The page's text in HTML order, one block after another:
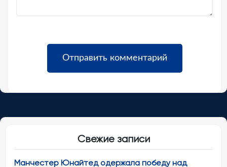
Свежие записи
Манчестер Юнайтед одержала победу над